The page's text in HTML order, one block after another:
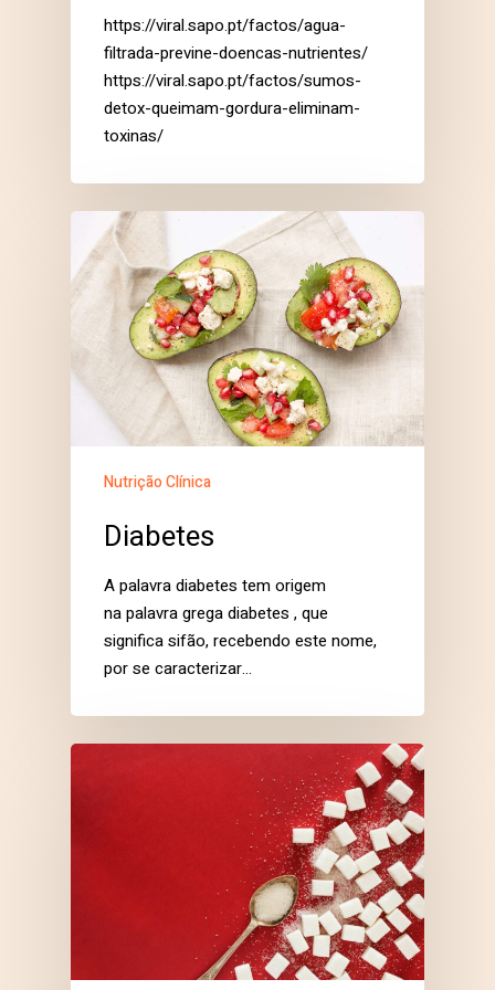
https://viral.sapo.pt/factos/agua-
filtrada-previne-doencas-nutrientes/
https://viral.sapo.pt/factos/sumos-
detox-queimam-gordura-eliminam-
toxinas/
Nutrição Clínica
Diabetes
A palavra diabetes tem origem
na palavra grega diabetes , que
significa sifão, recebendo este nome,
por se caracterizar…